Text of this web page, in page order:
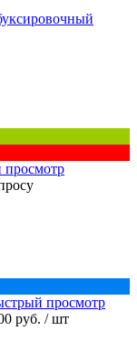
просмотр
руб. / шт